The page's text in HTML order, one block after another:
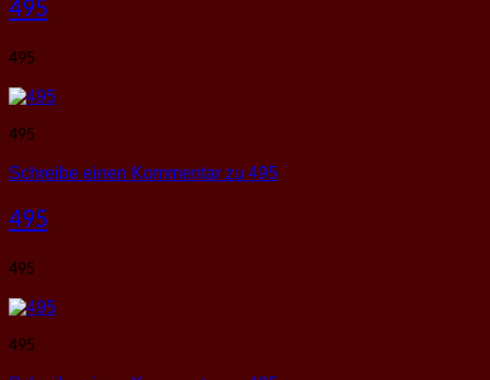
495
495
495
Schreibe einen Kommentar zu 495
495
495
495